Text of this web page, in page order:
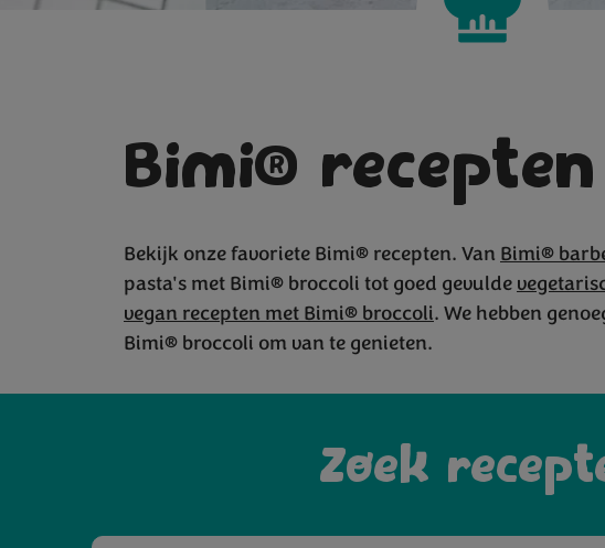
Bijgerechten
Bimi® recepten
Bekijk onze favoriete Bimi® recepten. Van Bimi®
pasta's met Bimi® broccoli tot goed gevulde
vegan recepten met Bimi® broccoli. We hebben
Bimi® broccoli om van te genieten.
Zoek